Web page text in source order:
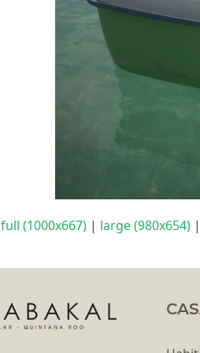
full (1000x667) | large (980x654) |